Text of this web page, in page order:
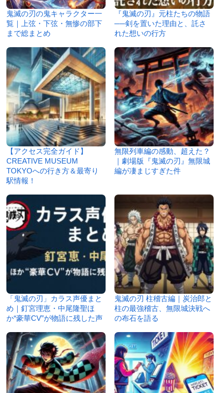
鬼滅の刃の鬼キャラクター一
覧｜上弦・下弦・無惨の部下
まで総まとめ
『鬼滅の刃』元柱たちの物語
──剣を置いた理由と、託さ
れた想いの行方
【アクセス完全ガイド】
CREATIVE MUSEUM
TOKYOへの行き方＆最寄り
駅情報！
無限列車編の感動、超えた？
｜劇場版『鬼滅の刃』無限城
編が凄まじすぎた件
「鬼滅の刃」カラス声優まと
め｜釘宮理恵・中尾隆聖ほ
か“豪華CV”が物語に残した声
鬼滅の刃 柱稽古編｜炭治郎と
柱の最強稽古、無限城決戦へ
の布石を語る